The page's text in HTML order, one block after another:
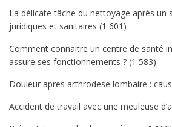
La délicate tâche du nettoyage après un
juridiques et sanitaires (1 601)
Comment connaitre un centre de santé
assure ses fonctionnements ? (1 583)
Douleur apres arthrodese lombaire :
Accident de travail avec une meuleuse